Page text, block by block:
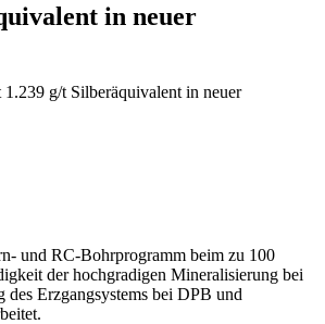
in neuer
g/t Silberäquivalent in neuer
und RC-Bohrprogramm beim zu 100
der hochgradigen Mineralisierung bei
Erzgangsystems bei DPB und